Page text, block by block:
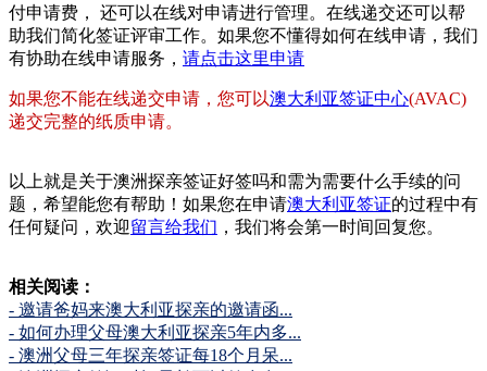
付申请费， 还可以在线对申请进行管理。在线递交还可以帮
助我们简化签证评审工作。如果您不懂得如何在线申请，我们
有协助在线申请服务， 请点击这里申请
如果您不能在线递交申请，您可以澳大利亚签证中心(AVAC)
递交完整的纸质申请。
以上就是关于澳洲探亲签证好签吗和需为需要什么手续的问
题，希望能您有帮助！如果您在申请澳大利亚签证的过程中有
任何疑问，欢迎留言给我们 ，我们将会第一时间回复您。
相关阅读：
- 邀请爸妈来澳大利亚探亲的邀请函...
- 如何办理父母澳大利亚探亲5年内多...
- 澳洲父母三年探亲签证每18个月呆...